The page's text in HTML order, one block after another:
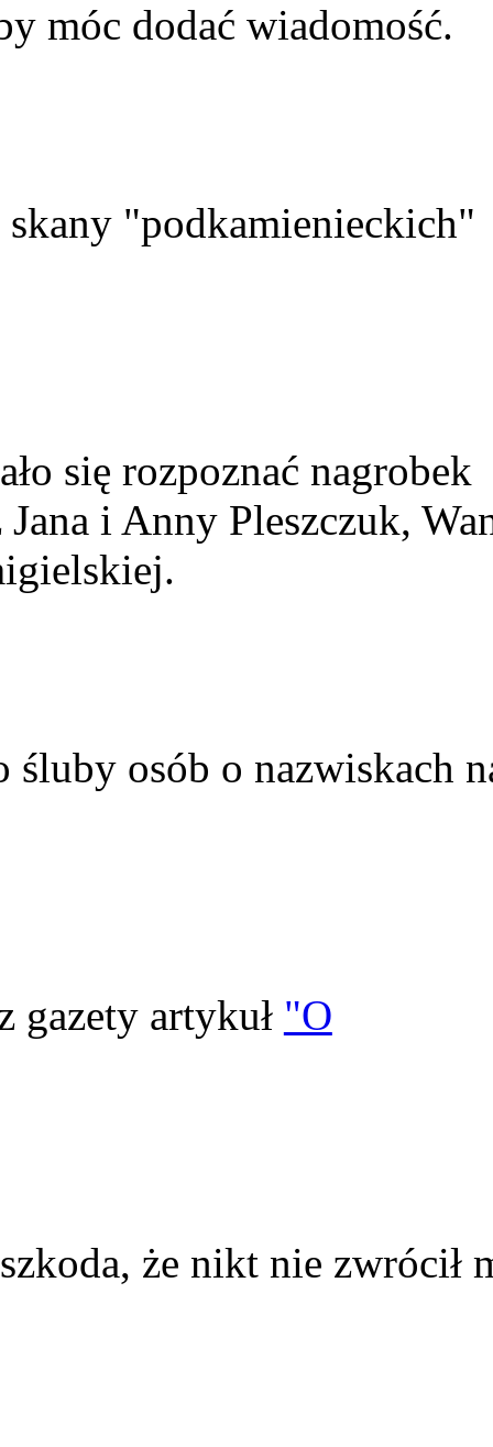
móc dodać wiadomość.
"podkamienieckich"
się rozpoznać nagrobek
i Anny Pleszczuk,
śluby osób o nazwiskach
gazety artykuł "O
że nikt nie zwrócił